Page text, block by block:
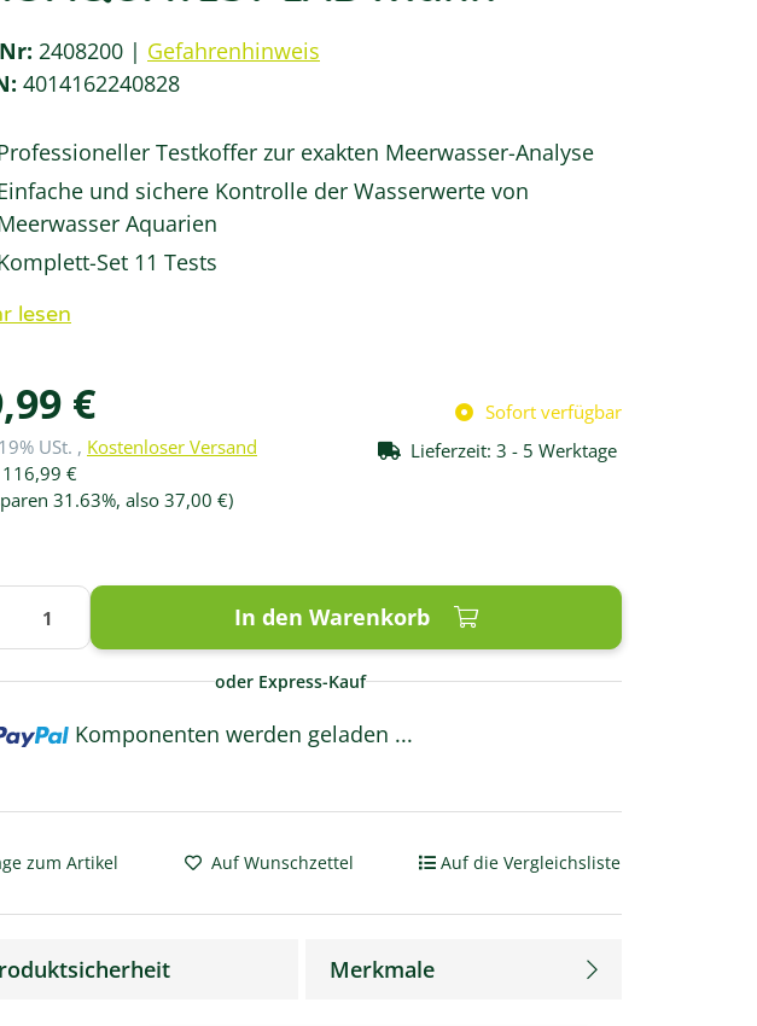
2408200
Gefahrenhinweis
4014162240828
Testkoffer zur exakten Meerwasser-Analyse
und sichere Kontrolle der Wasserwerte von
Aquarien
Set 11 Tests
lesen
€
USt. , Kostenloser Versand
116,99 €
31.63%, also 37,00 €)
Sofort verfügbar
Lieferzeit: 3 - 5 Werktage
In den Warenkorb
oder Express-Kauf
Komponenten werden geladen ...
zum Artikel Auf Wunschzettel Auf die Vergleichsliste
Merkmale